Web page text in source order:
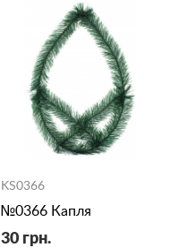
KS0366
№0366 Капля
30 грн.